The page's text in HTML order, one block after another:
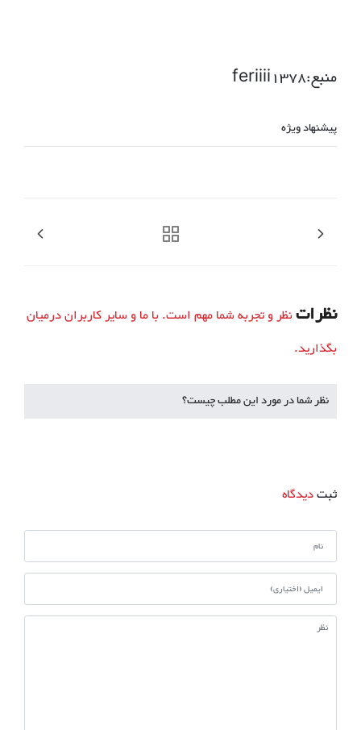
منبع:feriiii1378
پیشنهاد ویژه
نظراتنظر و تجربه شما مهم است. با ما و سایر کاربران درمیان
بگذارید.
نظر شما در مورد این مطلب چیست؟
ثبتدیدگاه